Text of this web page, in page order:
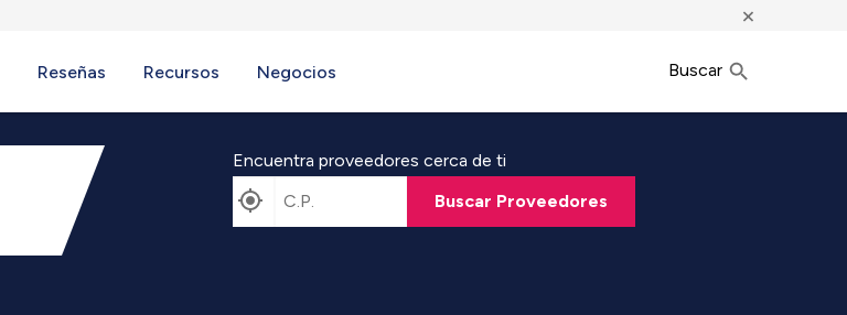
×
Reseñas Recursos Negocios Buscar
Encuentra proveedores cerca de ti
Buscar Proveedores